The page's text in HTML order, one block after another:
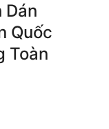
Dán
Quốc
Toàn